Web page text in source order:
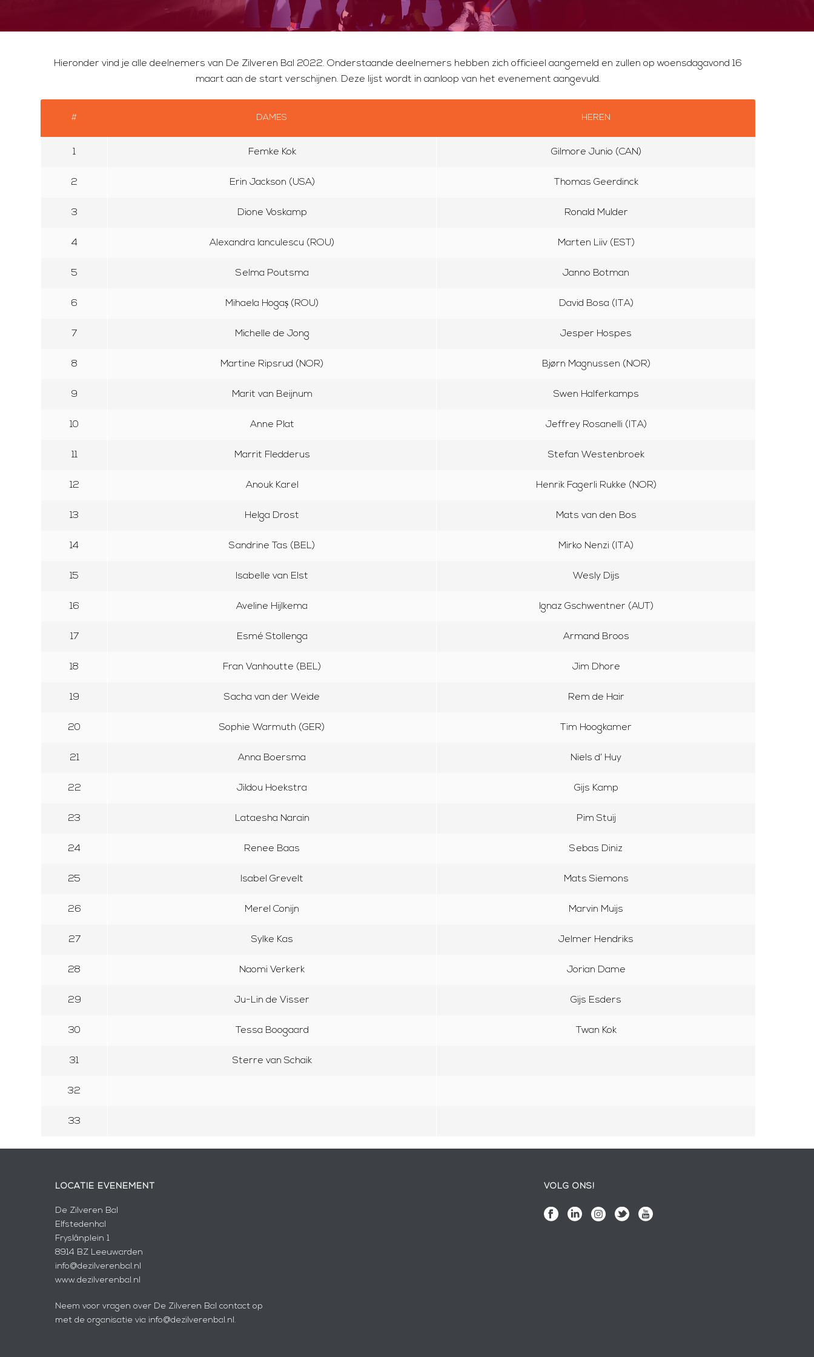
Hieronder vind je alle deelnemers van De Zilveren Bal 2022. Onderstaande deelnemers hebben zich officieel aangemeld en zullen op woensdagavond 16
maart aan de start verschijnen. Deze lijst wordt in aanloop van het evenement aangevuld.
# DAMES HEREN
1 Femke Kok Gilmore Junio (CAN)
2 Erin Jackson (USA) Thomas Geerdinck
3 Dione Voskamp Ronald Mulder
4 Alexandra Ianculescu (ROU) Marten Liiv (EST)
5 Selma Poutsma Janno Botman
6 Mihaela Hogaș (ROU) David Bosa (ITA)
7 Michelle de Jong Jesper Hospes
8 Martine Ripsrud (NOR) Bjørn Magnussen (NOR)
9 Marit van Beijnum Swen Halferkamps
10 Anne Plat Jeffrey Rosanelli (ITA)
11 Marrit Fledderus Stefan Westenbroek
12 Anouk Karel Henrik Fagerli Rukke (NOR)
13 Helga Drost Mats van den Bos
14 Sandrine Tas (BEL) Mirko Nenzi (ITA)
15 Isabelle van Elst Wesly Dijs
16 Aveline Hijlkema Ignaz Gschwentner (AUT)
17 Esmé Stollenga Armand Broos
18 Fran Vanhoutte (BEL) Jim Dhore
19 Sacha van der Weide Rem de Hair
20 Sophie Warmuth (GER) Tim Hoogkamer
21 Anna Boersma Niels d’ Huy
22 Jildou Hoekstra Gijs Kamp
23 Lataesha Narain Pim Stuij
24 Renee Baas Sebas Diniz
25 Isabel Grevelt Mats Siemons
26 Merel Conijn Marvin Muijs
27 Sylke Kas Jelmer Hendriks
28 Naomi Verkerk Jorian Dame
29 Ju-Lin de Visser Gijs Esders
30 Tessa Boogaard Twan Kok
31 Sterre van Schaik
32
33
LOCATIE EVENEMENT
De Zilveren Bal
Elfstedenhal
Fryslânplein 1
8914 BZ Leeuwarden
info@dezilverenbal.nl
www.dezilverenbal.nl
Neem voor vragen over De Zilveren Bal contact op
met de organisatie via info@dezilverenbal.nl.
VOLG ONS!